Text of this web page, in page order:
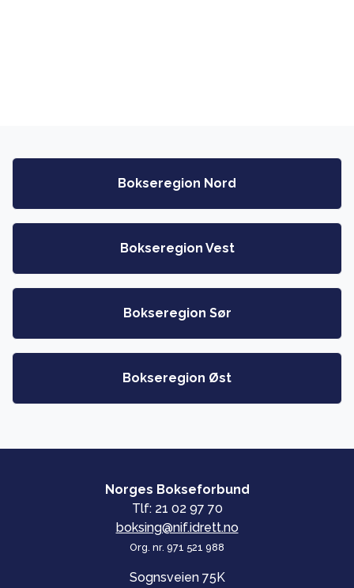
Bokseregion Nord
Bokseregion Vest
Bokseregion Sør
Bokseregion Øst
Norges Bokseforbund
Tlf: 21 02 97 70
boksing@nif.idrett.no
Org. nr. 971 521 988
Sognsveien 75K